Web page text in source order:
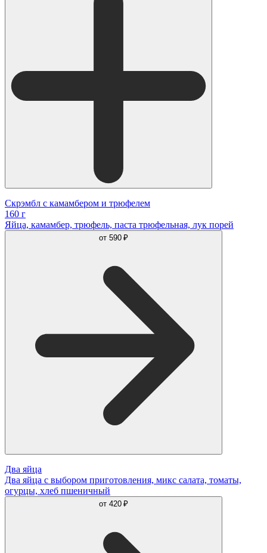
Скрэмбл с камамбером и трюфелем
160 г
Яйца, камамбер, трюфель, паста трюфельная, лук порей
от 590 ₽
Два яйца
Два яйца с выбором приготовления, микс салата, томаты,
огурцы, хлеб пшеничный
от 420 ₽